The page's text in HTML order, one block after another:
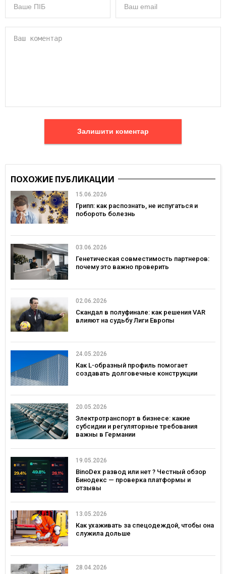
Залишити коментар
ПОХОЖИЕ ПУБЛИКАЦИИ
15.06.2026
Грипп: как распознать, не испугаться и
побороть болезнь
03.06.2026
Генетическая совместимость партнеров:
почему это важно проверить
02.06.2026
Скандал в полуфинале: как решения VAR
влияют на судьбу Лиги Европы
24.05.2026
Как L-образный профиль помогает
создавать долговечные конструкции
20.05.2026
Электротранспорт в бизнесе: какие
субсидии и регуляторные требования
важны в Германии
19.05.2026
BinoDex развод или нет ? Честный обзор
Бинодекс — проверка платформы и
отзывы
13.05.2026
Как ухаживать за спецодеждой, чтобы она
служила дольше
28.04.2026